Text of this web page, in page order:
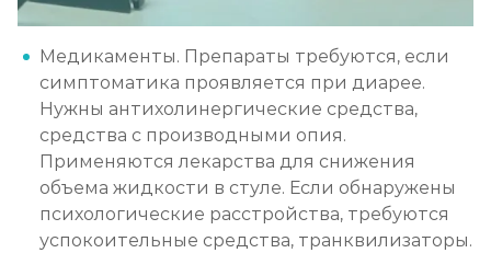
Медикаменты. Препараты требуются, если
симптоматика проявляется при диарее.
Нужны антихолинергические средства,
средства с производными опия.
Применяются лекарства для снижения
объема жидкости в стуле. Если обнаружены
психологические расстройства, требуются
успокоительные средства, транквилизаторы.